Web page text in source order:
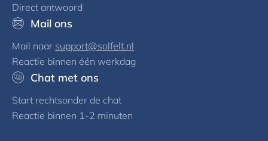
Direct antwoord
Mail ons
Mail naar support@solfelt.nl
Reactie binnen één werkdag
Chat met ons
Start rechtsonder de chat
Reactie binnen 1-2 minuten